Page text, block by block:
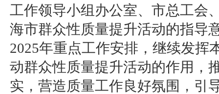
工作领导小组办公室、市总工会
海市群众性质量提升活动的指导
2025年重点工作安排，继续发挥
动群众性质量提升活动的作用，
实，营造质量工作良好氛围，引